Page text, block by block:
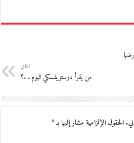
التالي
من يقرأ دوستويفسكي اليوم . .؟
الحقول الإلزامية مشار إليها بـ*